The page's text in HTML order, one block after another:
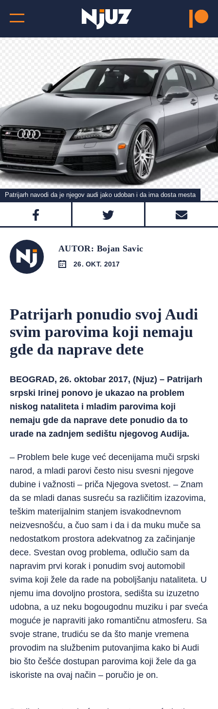
Patrijarh navodi da je njegov audi jako udoban i da ima dosta mesta
AUTOR: Bojan Savic
26. OKT. 2017
Patrijarh ponudio svoj Audi
svim parovima koji nemaju
gde da naprave dete
BEOGRAD, 26. oktobar 2017, (Njuz) – Patrijarh
srpski Irinej ponovo je ukazao na problem
niskog nataliteta i mladim parovima koji
nemaju gde da naprave dete ponudio da to
urade na zadnjem sedištu njegovog Audija.
– Problem bele kuge već decenijama muči srpski
narod, a mladi parovi često nisu svesni njegove
dubine i važnosti – priča Njegova svetost. – Znam
da se mladi danas susreću sa različitim izazovima,
teškim materijalnim stanjem isvakodnevnom
neizvesnošću, a čuo sam i da i da muku muče sa
nedostatkom prostora adekvatnog za začinjanje
dece. Svestan ovog problema, odlučio sam da
napravim prvi korak i ponudim svoj automobil
svima koji žele da rade na poboljšanju nataliteta. U
njemu ima dovoljno prostora, sedišta su izuzetno
udobna, a uz neku bogougodnu muziku i par sveća
moguće je napraviti jako romantičnu atmosferu. Sa
svoje strane, trudiću se da što manje vremena
provodim na službenim putovanjima kako bi Audi
bio što češće dostupan parovima koji žele da ga
iskoriste na ovaj način – poručio je on.